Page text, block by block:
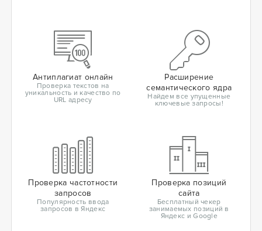
Антиплагиат онлайн
Проверка текстов на
уникальность и качество по
URL адресу
Расширение
семантического ядра
Найдем все упущенные
ключевые запросы!
Проверка частотности
запросов
Популярность ввода
запросов в Яндекс
Проверка позиций
сайта
Бесплатный чекер
занимаемых позиций в
Яндекс и Google